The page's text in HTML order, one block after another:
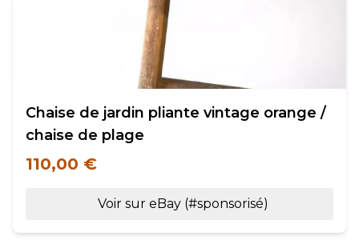
Chaise de jardin pliante vintage orange /
chaise de plage
110,00 €
Voir sur eBay (#sponsorisé)